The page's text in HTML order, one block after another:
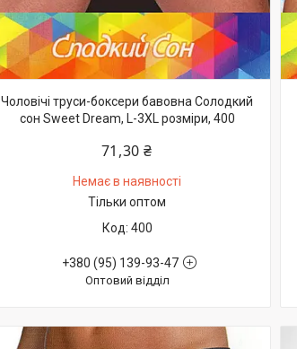
Чоловічі труси-боксери бавовна Солодкий
сон Sweet Dream, L-3XL розміри, 400
71,30 ₴
Немає в наявності
Тільки оптом
400
+380 (95) 139-93-47
Оптовий відділ